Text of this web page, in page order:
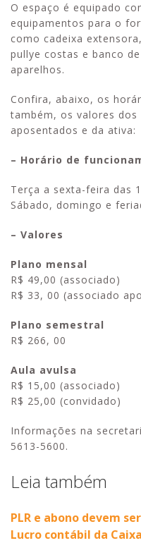
O espaço é equipado
equipamentos para o
como cadeixa
pullye costas e banco
aparelhos.
Confira, abaixo, os
também, os valores dos
aposentados e da ativa:
– Horário de
Terça a sexta-feira das
Sábado, domingo e
– Valores
Plano mensal
R$ 49,00 (associado)
R$ 33, 00 (associado
Plano semestral
R$ 266, 00
Aula avulsa
R$ 15,00 (associado)
R$ 25,00 (convidado)
Informações na
5613-5600.
Leia também
PLR e abono devem
Lucro contábil da